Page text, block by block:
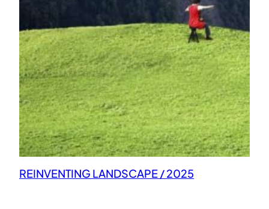
REINVENTING LANDSCAPE / 2025